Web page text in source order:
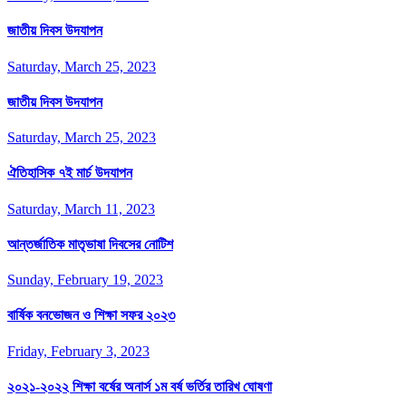
জাতীয় দিবস উদযাপন
Saturday, March 25, 2023
জাতীয় দিবস উদযাপন
Saturday, March 25, 2023
ঐতিহাসিক ৭ই মার্চ উদযাপন
Saturday, March 11, 2023
আন্তর্জাতিক মাতৃভাষা দিবসের নোটিশ
Sunday, February 19, 2023
বার্ষিক বনভোজন ও শিক্ষা সফর ২০২৩
Friday, February 3, 2023
২০২১-২০২২ শিক্ষা বর্ষের অনার্স ১ম বর্ষ ভর্তির তারিখ ঘোষণা